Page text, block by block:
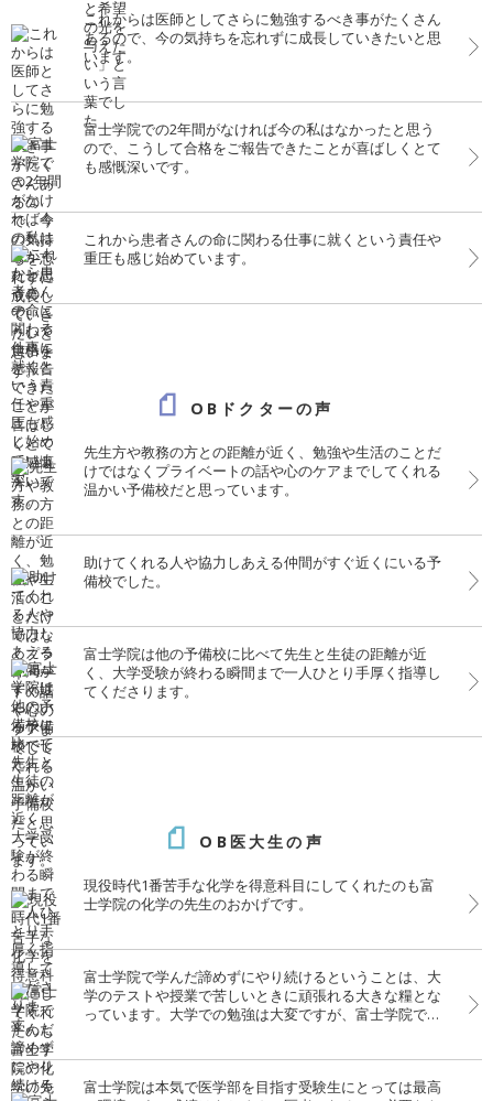
これからは医師としてさらに勉強するべき事がたくさん
あるので、今の気持ちを忘れずに成長していきたいと思
います。
富士学院での2年間がなければ今の私はなかったと思う
ので、こうして合格をご報告できたことが喜ばしくとて
も感慨深いです。
これから患者さんの命に関わる仕事に就くという責任や
重圧も感じ始めています。
OBドクターの声
先生方や教務の方との距離が近く、勉強や生活のことだ
けではなくプライベートの話や心のケアまでしてくれる
温かい予備校だと思っています。
助けてくれる人や協力しあえる仲間がすぐ近くにいる予
備校でした。
富士学院は他の予備校に比べて先生と生徒の距離が近
く、大学受験が終わる瞬間まで一人ひとり手厚く指導し
てくださります。
OB医大生の声
現役時代1番苦手な化学を得意科目にしてくれたのも富
士学院の化学の先生のおかげです。
富士学院で学んだ諦めずにやり続けるということは、大
学のテストや授業で苦しいときに頑張れる大きな糧とな
っています。大学での勉強は大変ですが、富士学院での
富士学院は本気で医学部を目指す受験生にとっては最高